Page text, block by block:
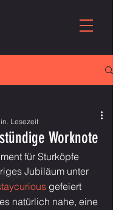
Worknote
Lesezeit
für Sturköpfe
Jubiläum unter
gefeiert
natürlich nahe, eine